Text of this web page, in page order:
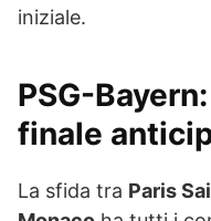
iniziale.
PSG-
finale
La sfida tra Paris